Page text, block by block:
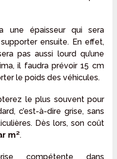
une épaisseur qui sera
ensuite. En effet,
pas aussi lourd qu’une
il faudra prévoir 15 cm
le poids des véhicules.
le plus souvent pour
c’est-à-dire grise, sans
Dès lors, son coût
m².
compétente dans